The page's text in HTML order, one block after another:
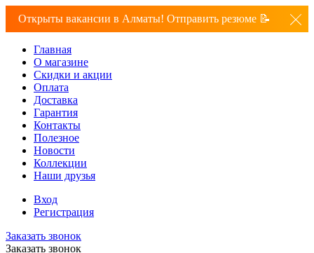
Открыты вакансии в Алматы! Отправить резюме 📝
Главная
О магазине
Скидки и акции
Оплата
Доставка
Гарантия
Контакты
Полезное
Новости
Коллекции
Наши друзья
Вход
Регистрация
Заказать звонок
Заказать звонок